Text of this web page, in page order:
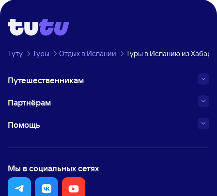
Туту Туры Отдых в Испании Туры в Испанию из
Путешественникам
Партнёрам
Помощь
Мы в социальных сетях